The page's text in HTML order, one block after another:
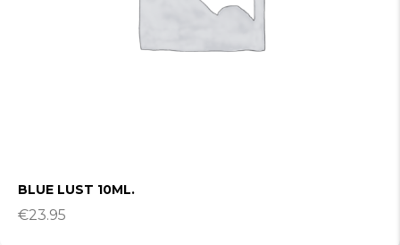
BLUE LUST 10ML.
€23.95